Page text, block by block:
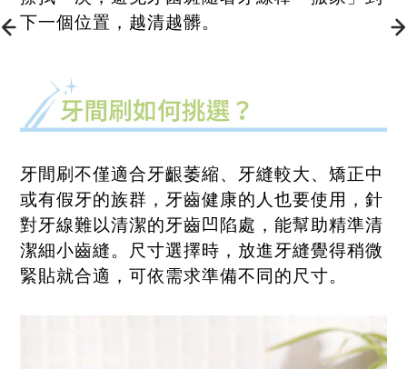
下一個位置，越清越髒。
牙間刷不僅適合牙齦萎縮、牙縫較大、矯正中
或有假牙的族群，牙齒健康的人也要使用，針
對牙線難以清潔的牙齒凹陷處，能幫助精準清
潔細小齒縫。尺寸選擇時，放進牙縫覺得稍微
緊貼就合適，可依需求準備不同的尺寸。